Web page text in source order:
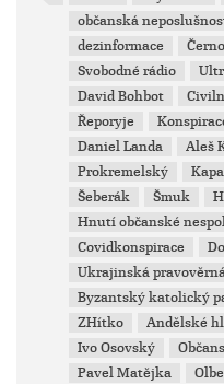
občanská
dezinformace
Svobodné rádio
David Bohbot
Řeporyje
Daniel Landa
Aleš
Prokremelský
Šeberák
Šmuk
Hnutí občanské
Covidkonspirace
Ukrajinská
Byzantský katolický
ZHítko
Andělské
Ivo Osovský
Pavel Matějka